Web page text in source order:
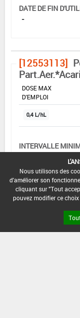
DATE DE FIN
-
[12553113]
DOSE MAX
D'EMPLOI
0,4 L/hL
INTERVALLE
DATE DE RETRAIT
06/02/2004
DATE DE FIN
Nous utilisons des
d'améliorer son
cliquant sur "Tout
pouvez modifier ce